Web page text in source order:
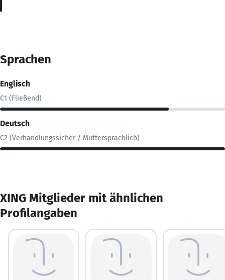
Sprachen
Englisch
C1 (Fließend)
Deutsch
C2 (Verhandlungssicher / Muttersprachlich)
XING Mitglieder mit ähnlichen
Profilangaben